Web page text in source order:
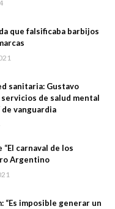
que falsificaba barbijos
sanitaria: Gustavo
de salud mental
de vanguardia
carnaval de los
Argentino
“Es imposible generar un